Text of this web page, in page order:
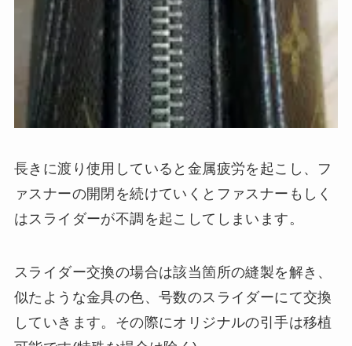
長きに渡り使用していると金属疲労を起こし、フ
ァスナーの開閉を続けていくとファスナーもしく
はスライダーが不調を起こしてしまいます。
スライダー交換の場合は該当箇所の縫製を解き、
似たような金具の色、号数のスライダーにて交換
していきます。その際にオリジナルの引手は移植